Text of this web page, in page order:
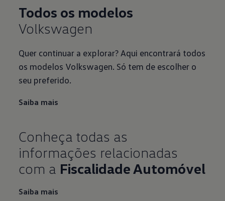
Todos os modelos
Volkswagen
Quer continuar a explorar? Aqui encontrará todos
os modelos Volkswagen. Só tem de escolher o
seu preferido.
Saiba mais
Conheça todas as
informações relacionadas
com a Fiscalidade Automóvel
Saiba mais